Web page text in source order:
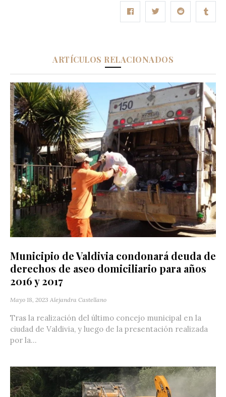
ARTÍCULOS RELACIONADOS
Municipio de Valdivia condonará deuda de
derechos de aseo domiciliario para años
2016 y 2017
Mayo 18, 2023 Alejandra Castellano
Tras la realización del último concejo municipal en la
ciudad de Valdivia, y luego de la presentación realizada
por la...